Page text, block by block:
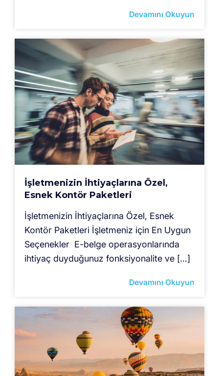
Devamını Okuyun
İşletmenizin İhtiyaçlarına Özel,
Esnek Kontör Paketleri
İşletmenizin İhtiyaçlarına Özel, Esnek
Kontör Paketleri İşletmeniz için En Uygun
Seçenekler E-belge operasyonlarında
ihtiyaç duyduğunuz fonksiyonalite ve […]
Devamını Okuyun